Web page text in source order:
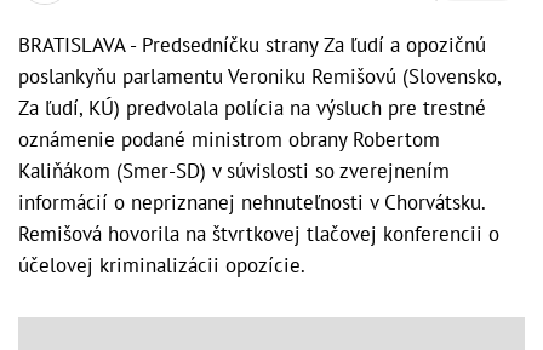
BRATISLAVA - Predsedníčku strany Za ľudí a opozičnú
poslankyňu parlamentu Veroniku Remišovú (Slovensko,
Za ľudí, KÚ) predvolala polícia na výsluch pre trestné
oznámenie podané ministrom obrany Robertom
Kaliňákom (Smer-SD) v súvislosti so zverejnením
informácií o nepriznanej nehnuteľnosti v Chorvátsku.
Remišová hovorila na štvrtkovej tlačovej konferencii o
účelovej kriminalizácii opozície.